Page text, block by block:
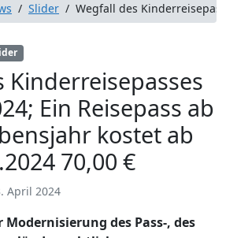
/ Slider / Wegfall des
Kinderreisepasses
Ein Reisepass ab
kostet ab
70,00 €
April 2024
Modernisierung des Pass-, des